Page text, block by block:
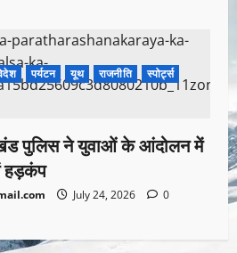
पर्यटन यूथ राजनीति
स्पोर्ट्स
पुलिस ने युवाओं के आंदोलन में
हड़कंप
July 24, 2026
0